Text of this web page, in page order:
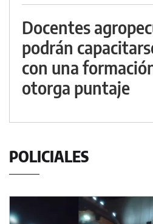
Docentes
podrán
con una
otorga puntaje
POLICIALES